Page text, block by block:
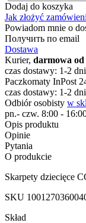
Dodaj do koszyka
Jak złożyć
Powiadom mnie o
Получить по email
Dostawa
Kurier, darmowa od
czas dostawy: 1-2
Paczkomaty InPost
czas dostawy: 1-2
Odbiór osobisty w
pn.- czw. 8:00 -
Opis produktu
Opinie
Pytania
O produkcie
Skarpety dziecięce
SKU
Skład